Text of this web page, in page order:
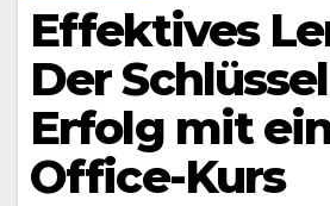
Effektives
Der
Erfolg mit
Office-Kurs